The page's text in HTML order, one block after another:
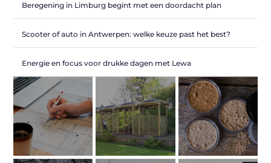
Beregening in Limburg begint met een doordacht plan
Scooter of auto in Antwerpen: welke keuze past het best?
Energie en focus voor drukke dagen met Lewa